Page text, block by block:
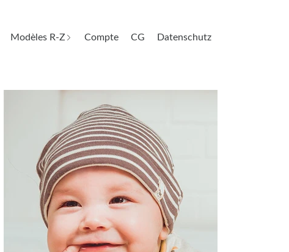
Modèles R-Z Compte CG Datenschutz